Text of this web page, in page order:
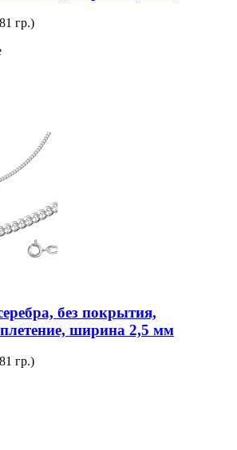
гр.)
без покрытия,
ширина 2,5 мм
гр.)